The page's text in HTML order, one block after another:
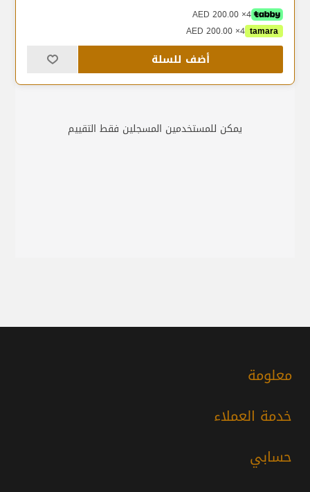
4× AED 200.00
tamara
4× AED 200.00
أضف للسلة
يمكن للمستخدمين المسجلين فقط التقييم
معلومة
خدمة العملاء
حسابي